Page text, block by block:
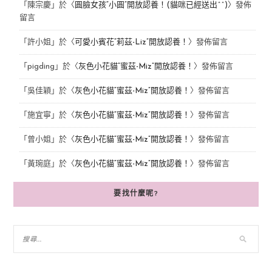
「 陳宗慶」於〈 圓臉女孩“小圓”開放認養！(貓咪已經送出^^) 〉發佈
留言
「 許小姐 」於〈 可愛小賓花“莉茲-Liz”開放認養！ 〉發佈留言
「 pigding 」於〈 灰色小花貓“蜜茲-Miz”開放認養！ 〉發佈留言
「 吳佳穎 」於〈 灰色小花貓“蜜茲-Miz”開放認養！ 〉發佈留言
「 施宜寧 」於〈 灰色小花貓“蜜茲-Miz”開放認養！ 〉發佈留言
「 曾小姐 」於〈 灰色小花貓“蜜茲-Miz”開放認養！ 〉發佈留言
「 黃琬庭」於〈 灰色小花貓“蜜茲-Miz”開放認養！ 〉發佈留言
要找什麼呢?